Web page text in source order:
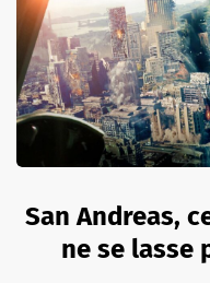
San Andreas,
ne se lasse